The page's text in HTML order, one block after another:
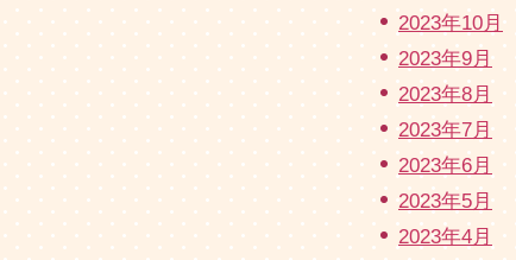
2023年10月
2023年9月
2023年8月
2023年7月
2023年6月
2023年5月
2023年4月